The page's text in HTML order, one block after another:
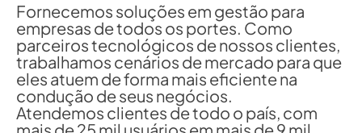
Fornecemos soluções em gestão para
empresas de todos os portes. Como
parceiros tecnológicos de nossos clientes,
trabalhamos cenários de mercado para que
eles atuem de forma mais eficiente na
condução de seus negócios.
Atendemos clientes de todo o país, com